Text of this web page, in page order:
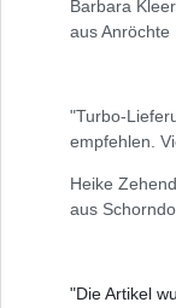
Barbara
aus Anröchte
"Turbo-
empfehlen.
Heike
aus
"Die Artikel